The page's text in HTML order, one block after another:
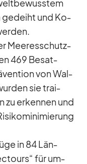
ge­deiht und Ko­
Mee­res­schutz­
469 Be­sat­
von Wal­
sie trai­
zu er­ken­nen und
in 84 Län­
für um­